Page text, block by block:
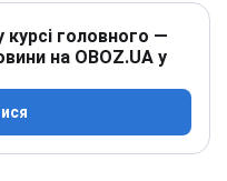
головного —
на OBOZ.UA у